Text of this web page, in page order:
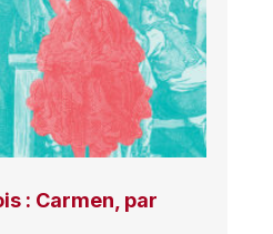
: Carmen, par